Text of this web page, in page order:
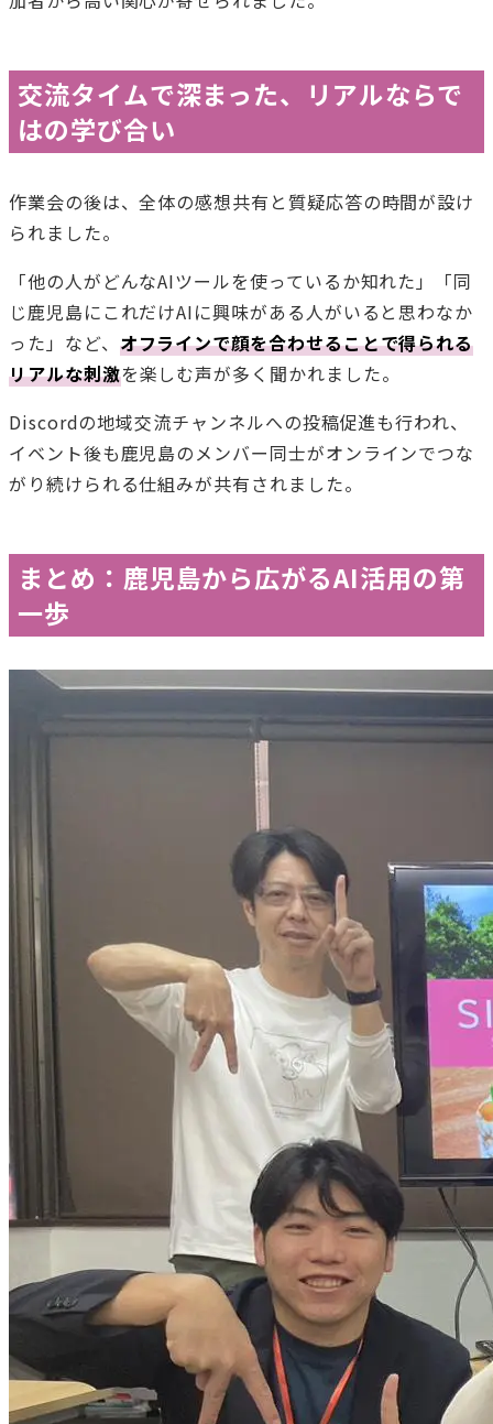
交流タイムで深まった、リアルならで
はの学び合い
作業会の後は、全体の感想共有と質疑応答の時間が設け
られました。
「他の人がどんなAIツールを使っているか知れた」「同
じ鹿児島にこれだけAIに興味がある人がいると思わなか
った」など、 オフラインで顔を合わせることで得られる
リアルな刺激を楽しむ声が多く聞かれました。
Discordの地域交流チャンネルへの投稿促進も行われ、
イベント後も鹿児島のメンバー同士がオンラインでつな
がり続けられる仕組みが共有されました。
まとめ：鹿児島から広がるAI活用の第
一歩